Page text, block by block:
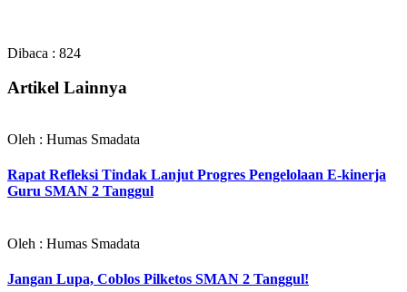
Dibaca : 824
Artikel Lainnya
Oleh : Humas Smadata
Rapat Refleksi Tindak Lanjut Progres Pengelolaan E-kinerja
Guru SMAN 2 Tanggul
Oleh : Humas Smadata
Jangan Lupa, Coblos Pilketos SMAN 2 Tanggul!